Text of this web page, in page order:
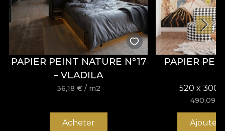
PAPIER PEINT NATURE N°17
– VLADILA
36,18 € / m2
Acheter
PAPIER
520 x 300
490,09
Ajouter